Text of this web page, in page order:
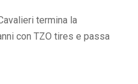
termina la
con TZO tires e passa